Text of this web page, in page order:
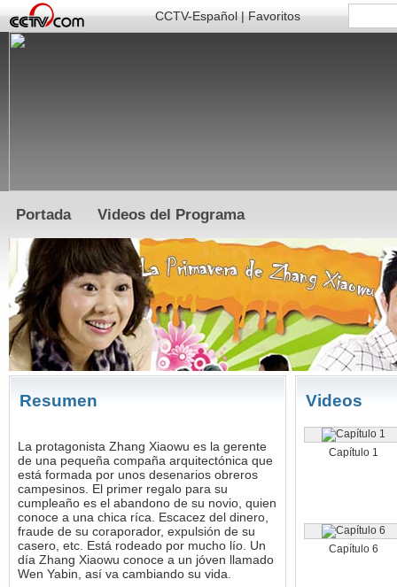
CCTV-Español|Favoritos
Portada Videos del Programa
Resumen
La protagonista Zhang Xiaowu es la gerente
de una pequeña compaña arquitectónica que
está formada por unos desenarios obreros
campesinos. El primer regalo para su
cumpleaño es el abandono de su novio, quien
conoce a una chica ríca. Escacez del dinero,
fraude de su coraporador, expulsión de su
casero, etc. Está rodeado por mucho lío. Un
día Zhang Xiaowu conoce a un jóven llamado
Wen Yabin, así va cambiando su vida.
Videos
Capítulo 1
Capítulo 6